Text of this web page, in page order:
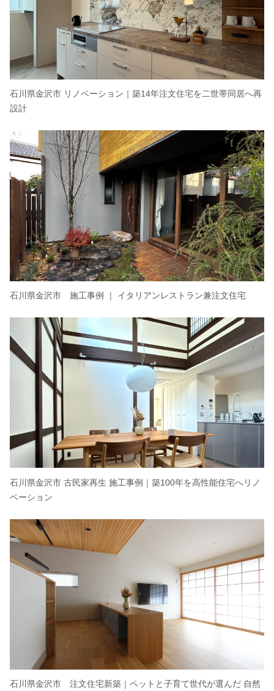
石川県金沢市 リノベーション｜築14年注文住宅を二世帯同居へ再
設計
石川県金沢市 施工事例 ｜ イタリアンレストラン兼注文住宅
石川県金沢市 古民家再生 施工事例｜築100年を高性能住宅へリノ
ベーション
石川県金沢市 注文住宅新築｜ペットと子育て世代が選んだ 自然